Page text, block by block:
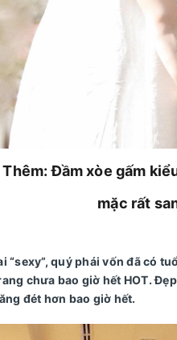
Thêm: Đầm xòe gấm
mặc rất
“sexy”, quý phái vốn đã có
chưa bao giờ hết HOT.
đét hơn bao giờ hết.